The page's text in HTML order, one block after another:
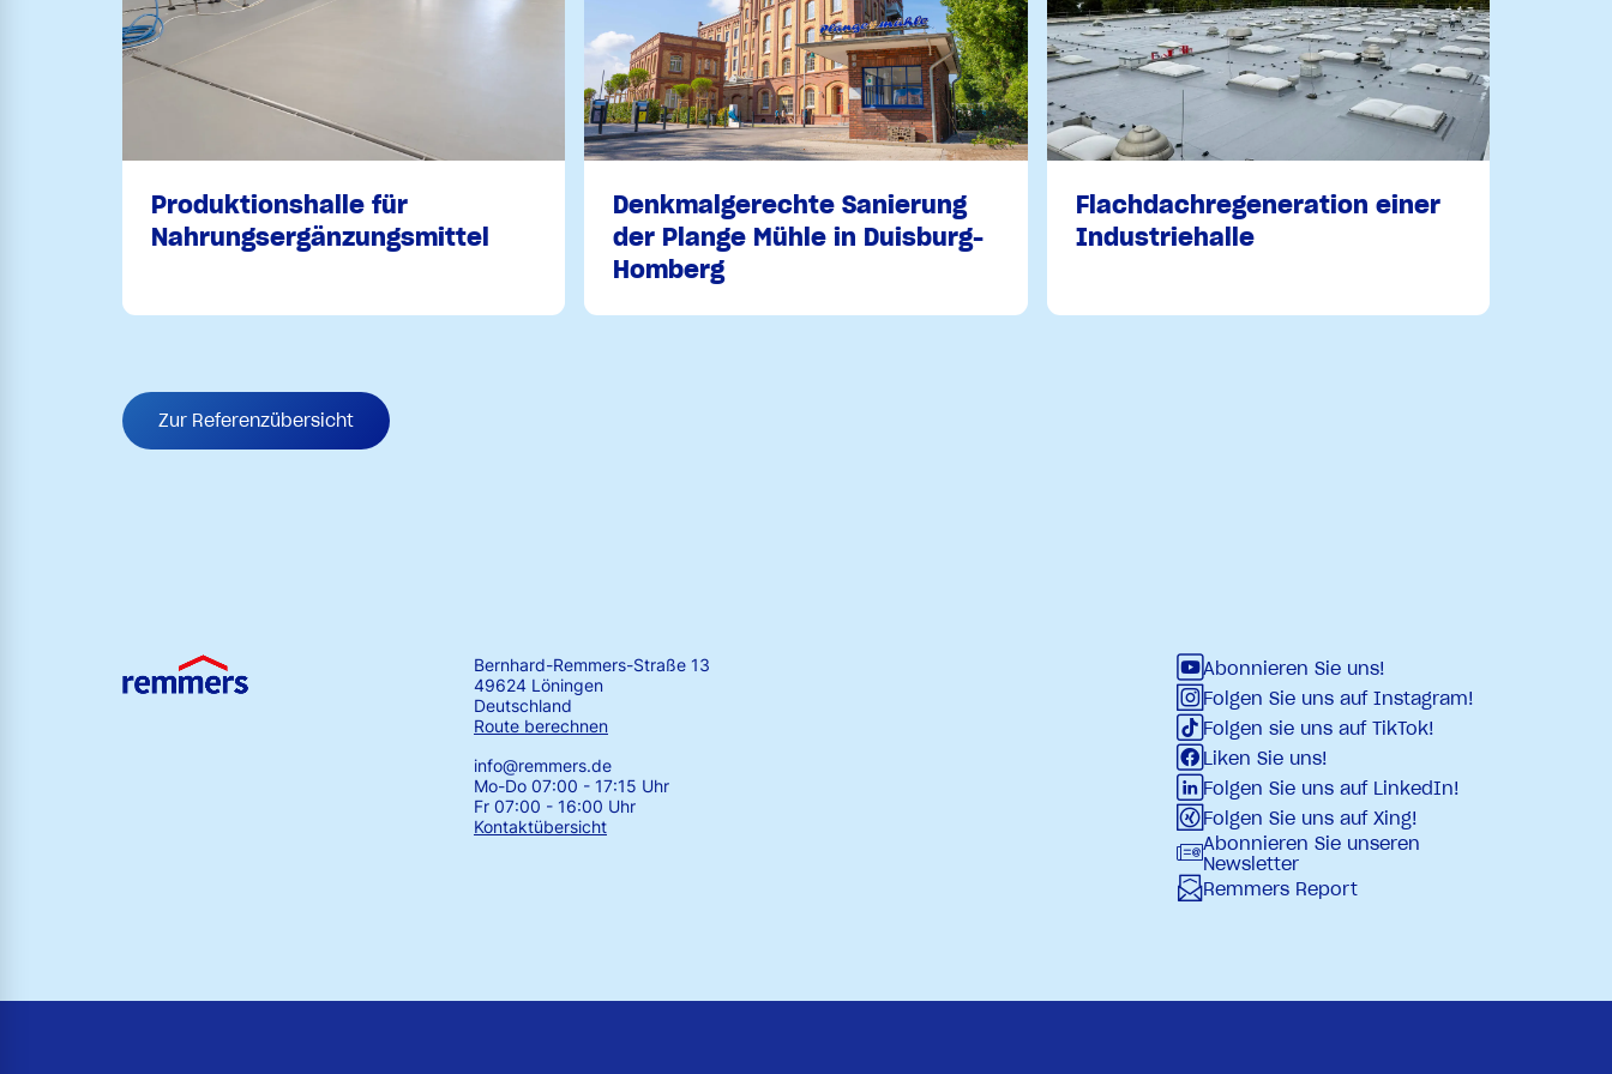
Produktionshalle für
Nahrungsergänzungsmittel
Denkmalgerechte Sanierung
der Plange Mühle in Duisburg-
Homberg
Flachdachregeneration einer
Industriehalle
Zur Referenzübersicht
Bernhard-Remmers-Straße 13
49624 Löningen
Deutschland
Route berechnen
info@remmers.de
Mo-Do 07:00 - 17:15 Uhr
Fr 07:00 - 16:00 Uhr
Kontaktübersicht
Abonnieren Sie uns!
Folgen Sie uns auf Instagram!
Folgen sie uns auf TikTok!
Liken Sie uns!
Folgen Sie uns auf LinkedIn!
Folgen Sie uns auf Xing!
Abonnieren Sie unseren
Newsletter
Remmers Report